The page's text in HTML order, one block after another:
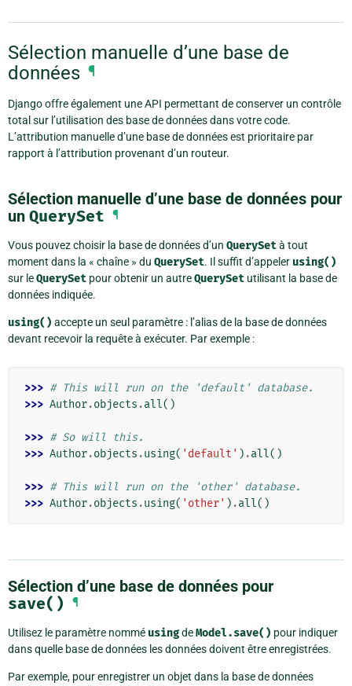
Sélection manuelle d’une base de
données ¶
Django offre également une API permettant de conserver un contrôle
total sur l’utilisation des base de données dans votre code.
L’attribution manuelle d’une base de données est prioritaire par
rapport à l’attribution provenant d’un routeur.
Sélection manuelle d’une base de données pour
un QuerySet ¶
Vous pouvez choisir la base de données d’un QuerySetà tout
moment dans la « chaîne » du QuerySet. Il suffit d’appeler using()
sur leQuerySet pour obtenir un autreQuerySet utilisant la base de
données indiquée.
using() accepte un seul paramètre : l’alias de la base de données
devant recevoir la requête à exécuter. Par exemple :
>>> # This will run on the 'default' database.
>>> Author.objects .all()
>>> # So will this.
>>> Author.objects .using( 'default' ) .all()
>>> # This will run on the 'other' database.
>>> Author.objects .using( 'other' ) .all()
Sélection d’une base de données pour
save()
¶
Utilisez le paramètre nommé usingdeModel.save() pour indiquer
dans quelle base de données les données doivent être enregistrées.
Par exemple, pour enregistrer un objet dans la base de données